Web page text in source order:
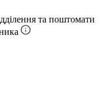
та поштомати